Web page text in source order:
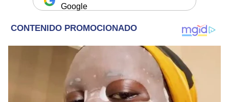
Google